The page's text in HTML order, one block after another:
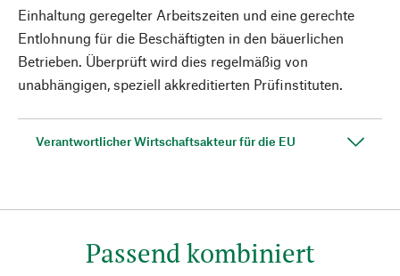
Einhaltung geregelter Arbeitszeiten und eine gerechte
Entlohnung für die Beschäftigten in den bäuerlichen
Betrieben. Überprüft wird dies regelmäßig von
unabhängigen, speziell akkreditierten Prüfinstituten.
Verantwortlicher Wirtschaftsakteur für die EU
Passend kombiniert